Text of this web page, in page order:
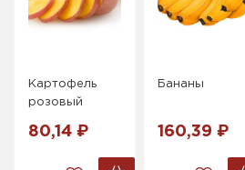
Картофель
розовый
80,14 ₽
Бананы
160,39 ₽